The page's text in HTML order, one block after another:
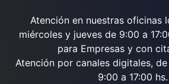
Atención en nuestras oficinas
miércoles y jueves de 9:00 a
para Empresas y con
Atención por canales digitales,
9:00 a 17:00 hs.